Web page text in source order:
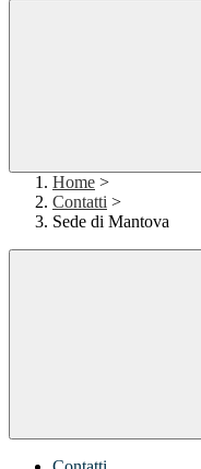
Home >
Contatti >
Sede di Mantova